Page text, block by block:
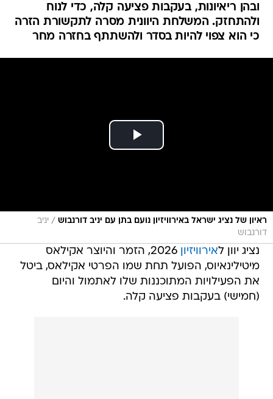
ובהן ריאיונות, בעקבות פציעה קלה, כדי לנוח
ולהתחזק. המשלחת היוונית מסרה לתקשורת הזרה
כי הוא צפוי להיות בסדר ולהשתתף בחזרה מחר
ראיון של נציג ישראל באירוויזיון נועם בתן עם יניב דורנבוש / יניב
דורנבוש
נציג יוון לאירוויזיון
2026, הזמר והיוצר אקילאס
מיטילינאיוס, הפועל תחת שמו הפרטי אקילאס, ביטל
את הפעילויות המתוכננות שלו לאתמול והיום
(חמישי) בעקבות פציעה קלה.